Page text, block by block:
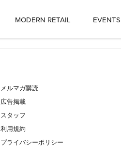
MODERN RETAIL EVENTS
メルマガ購読
広告掲載
スタッフ
利用規約
プライバシーポリシー